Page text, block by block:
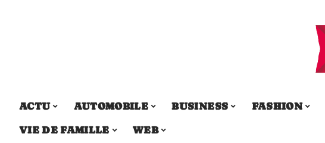
ACTU AUTOMOBILE BUSINESS FASHION
VIE DE FAMILLE
WEB